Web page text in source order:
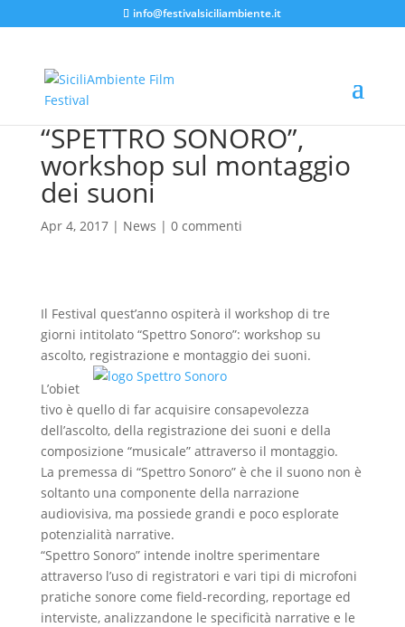
info@festivalsiciliambiente.it
“SPETTRO SONORO”,
workshop sul montaggio
dei suoni
Apr 4, 2017| News | 0 commenti
Il Festival quest’anno ospiterà il workshop di tre
giorni intitolato “Spettro Sonoro”: workshop su
ascolto, registrazione e montaggio dei suoni.
L’obiet
tivo è quello di far acquisire consapevolezza
dell’ascolto, della registrazione dei suoni e della
composizione “musicale” attraverso il montaggio.
La premessa di “Spettro Sonoro” è che il suono non è
soltanto una componente della narrazione
audiovisiva, ma possiede grandi e poco esplorate
potenzialità narrative.
“Spettro Sonoro” intende inoltre sperimentare
attraverso l’uso di registratori e vari tipi di microfoni
pratiche sonore come field-recording, reportage ed
interviste, analizzandone le specificità narrative e le